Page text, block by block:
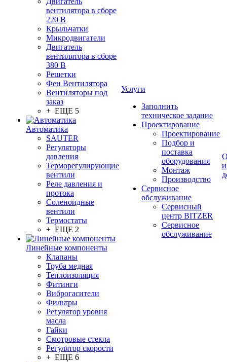
вентилятора в сборе
220 В
Крыльчатки
Микродвигатели
Двигатель
вентилятора в сборе
380 В
Решетки
Фен Вентилятора
Вентиляторы под
заказ
+ ЕЩЕ 5
Автоматика
SAUTER
Регуляторы
давления
Терморегулирующие
вентили
Реле давления и
протока
Соленоидные
вентили
Термостаты
+ ЕЩЕ 2
Линейные компоненты
Клапаны
Труба медная
Теплоизоляция
Фитинги
Виброгасители
Фильтры
Регулятор уровня
масла
Гайки
Смотровые стекла
Регулятор скорости
+ ЕЩЕ 6
Услуги
Заполнить
техническое задание
Проектирование
Проектирование
Подбор и
поставка
оборудования
Монтаж
Производство
Сервисное
обслуживание
Сервисный
центр BITZER
Сервисное
обслуживание
и